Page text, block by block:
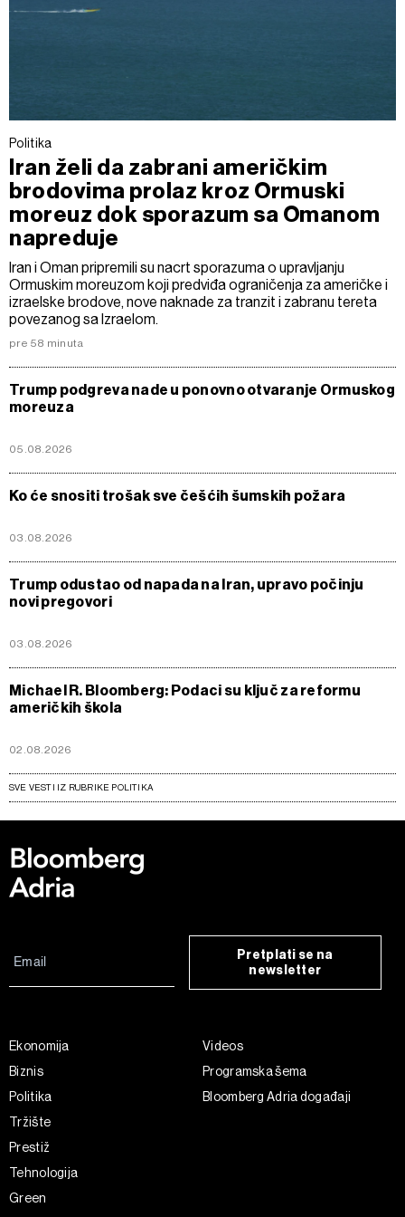
Politika
Iran želi da zabrani američkim
brodovima prolaz kroz Ormuski
moreuz dok sporazum sa Omanom
napreduje
Iran i Oman pripremili su nacrt sporazuma o upravljanju
Ormuskim moreuzom koji predviđa ograničenja za američke i
izraelske brodove, nove naknade za tranzit i zabranu tereta
povezanog sa Izraelom.
pre 58 minuta
Trump podgreva nade u ponovno otvaranje Ormuskog
moreuza
05.08.2026
Ko će snositi trošak sve češćih šumskih požara
03.08.2026
Trump odustao od napada na Iran, upravo počinju
novi pregovori
03.08.2026
Michael R. Bloomberg: Podaci su ključ za reformu
američkih škola
02.08.2026
SVE VESTI IZ RUBRIKE POLITIKA
Pretplati se na
newsletter
Ekonomija
Biznis
Politika
Tržište
Prestiž
Tehnologija
Green
Videos
Programska šema
Bloomberg Adria događaji